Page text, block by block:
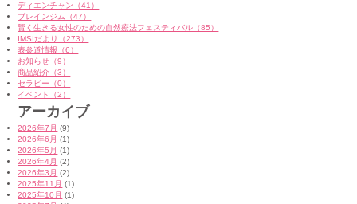
ディエンチャン（41）
ブレインジム（47）
賢く生きる女性のための自然療法フェスティバル（85）
IMSIだより（273）
表参道情報（6）
お知らせ（9）
商品紹介（3）
セラピー（0）
イベント（2）
アーカイブ
2026年7月 (9)
2026年6月 (1)
2026年5月 (1)
2026年4月 (2)
2026年3月 (2)
2025年11月 (1)
2025年10月 (1)